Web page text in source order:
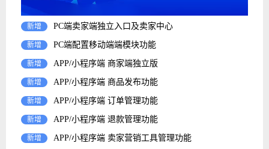
新增 PC端卖家端独立入口及卖家中心
新增 PC端配置移动端端模块功能
新增 APP/小程序端 商家端独立版
新增 APP/小程序端 商品发布功能
新增 APP/小程序端 订单管理功能
新增 APP/小程序端 退款管理功能
新增 APP/小程序端 卖家营销工具管理功能